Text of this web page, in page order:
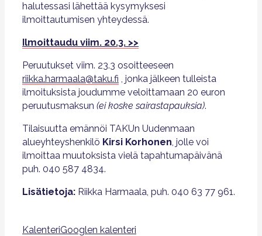
halutessasi lähettää kysymyksesi
ilmoittautumisen yhteydessä.
Ilmoittaudu viim. 20.3. >>
Peruutukset viim. 23.3 osoitteeseen
riikka.harmaala@taku.fi , jonka jälkeen tulleista
ilmoituksista joudumme veloittamaan 20 euron
peruutusmaksun (ei koske sairastapauksia).
Tilaisuutta emännöi TAKUn Uudenmaan
alueyhteyshenkilö Kirsi Korhonen, jolle voi
ilmoittaa muutoksista vielä tapahtumapäivänä
puh. 040 587 4834.
Lisätietoja: Riikka Harmaala, puh. 040 63 77 961.
KalenteriGooglen kalenteri